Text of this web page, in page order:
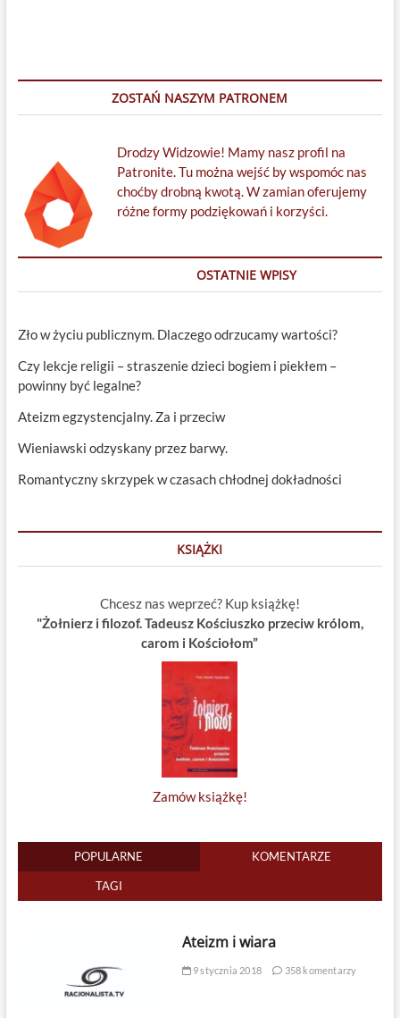
ZOSTAŃ NASZYM PATRONEM
Drodzy Widzowie! Mamy nasz profil na
Patronite. Tu można wejść by wspomóc nas
choćby drobną kwotą. W zamian oferujemy
różne formy podziękowań i korzyści.
OSTATNIE WPISY
Zło w życiu publicznym. Dlaczego odrzucamy wartości?
Czy lekcje religii – straszenie dzieci bogiem i piekłem –
powinny być legalne?
Ateizm egzystencjalny. Za i przeciw
Wieniawski odzyskany przez barwy.
Romantyczny skrzypek w czasach chłodnej dokładności
KSIĄŻKI
Chcesz nas weprzeć? Kup książkę!
"Żołnierz i filozof. Tadeusz Kościuszko przeciw królom,
carom i Kościołom”
Zamów książkę!
POPULARNE KOMENTARZE
TAGI
Ateizm i wiara
9 stycznia 2018 358 komentarzy